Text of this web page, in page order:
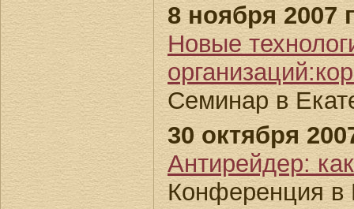
8 ноября 2007
Новые
Семинар в
30 октября
Антирейдер:
Конференция в